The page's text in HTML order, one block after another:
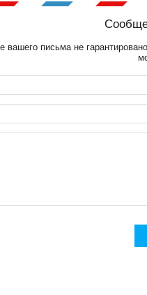
вашего письма не